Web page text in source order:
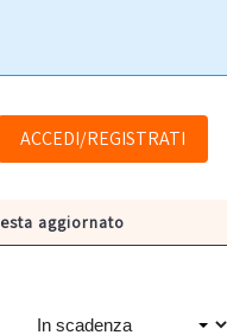
ACCEDI/REGISTRATI
resta aggiornato